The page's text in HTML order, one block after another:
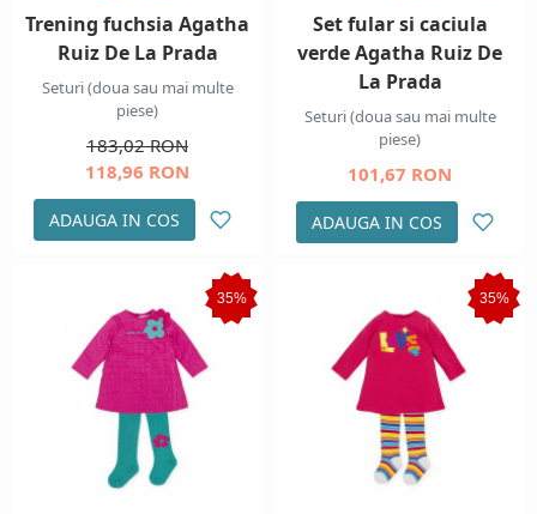
Trening fuchsia Agatha
Ruiz De La Prada
Seturi (doua sau mai multe
piese)
183,02 RON
118,96 RON
ADAUGA IN COS
Set fular si caciula
verde Agatha Ruiz De
La Prada
Seturi (doua sau mai multe
piese)
101,67 RON
ADAUGA IN COS
35% 35%